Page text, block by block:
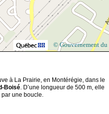
© Gouvernement du
à La Prairie, en Montérégie, dans le
Boisé. D’une longueur de 500 m, elle
une boucle.